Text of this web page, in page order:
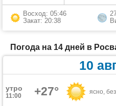
Восход: 05:46
Закат: 20:38
Погода на 14 дней в
10
утро
11:00 +27° ясно,